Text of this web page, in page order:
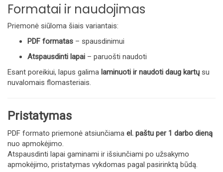
Formatai ir naudojimas
Priemonė siūloma šiais variantais:
PDF formatas – spausdinimui
Atspausdinti lapai – paruošti naudoti
Esant poreikiui, lapus galima laminuoti ir naudoti daug kartų su
nuvalomais flomasteriais.
Pristatymas
PDF formato priemonė atsiunčiama el. paštu per 1 darbo dieną
nuo apmokėjimo.
Atspausdinti lapai gaminami ir išsiunčiami po užsakymo
apmokėjimo, pristatymas vykdomas pagal pasirinktą būdą.